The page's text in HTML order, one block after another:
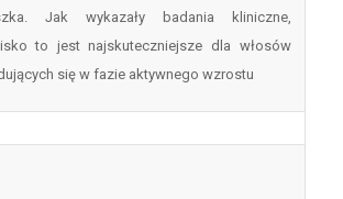
Jak wykazały badania kliniczne,
to jest najskuteczniejsze dla włosów
się w fazie aktywnego wzrostu